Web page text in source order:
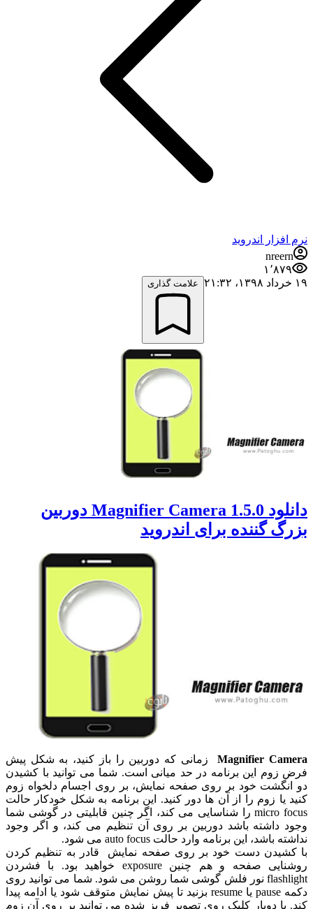
نرم افزار اندروید
nreern
۱٬۸۷۹
۱۹ خرداد ۱۳۹۸،‏ ۲۱:۳۲
علامت گذاری
دانلود Magnifier Camera 1.5.0 دوربین
بزرگ گننده برای اندروید
Magnifier Cameraزمانی که دوربین را باز کنید، به شکل پیش
فرض زوم این برنامه در حد میانی است. شما می توانید با کشیدن
دو انگشت خود بر روی صفحه نمایش، بر روی اجسام دلخواه زوم
کنید یا زوم را از آن ها دور کنید. این برنامه به شکل خودکار حالت
micro focus را شناسایی می کند، اگر چنین قابلیتی در گوشی شما
وجود داشته باشد دوربین بر روی آن تنظیم می کند، و اگر وجود
نداشته باشد، این برنامه وارد حالت auto focus می شود.
با کشیدن دست خود بر روی صفحه نمایش قادر به تنظیم کردن
روشنایی صفحه و هم چنین exposure خواهید بود. با فشردن
flashlight نور فلش گوشی شما روشن می شود. شما می توانید روی
دکمه pause یا resume بزنید تا پیش نمایش متوقف شود یا ادامه پیدا
کند. با دوبار کلیک روی تصویر فریز شده می توانید بر روی آن زوم